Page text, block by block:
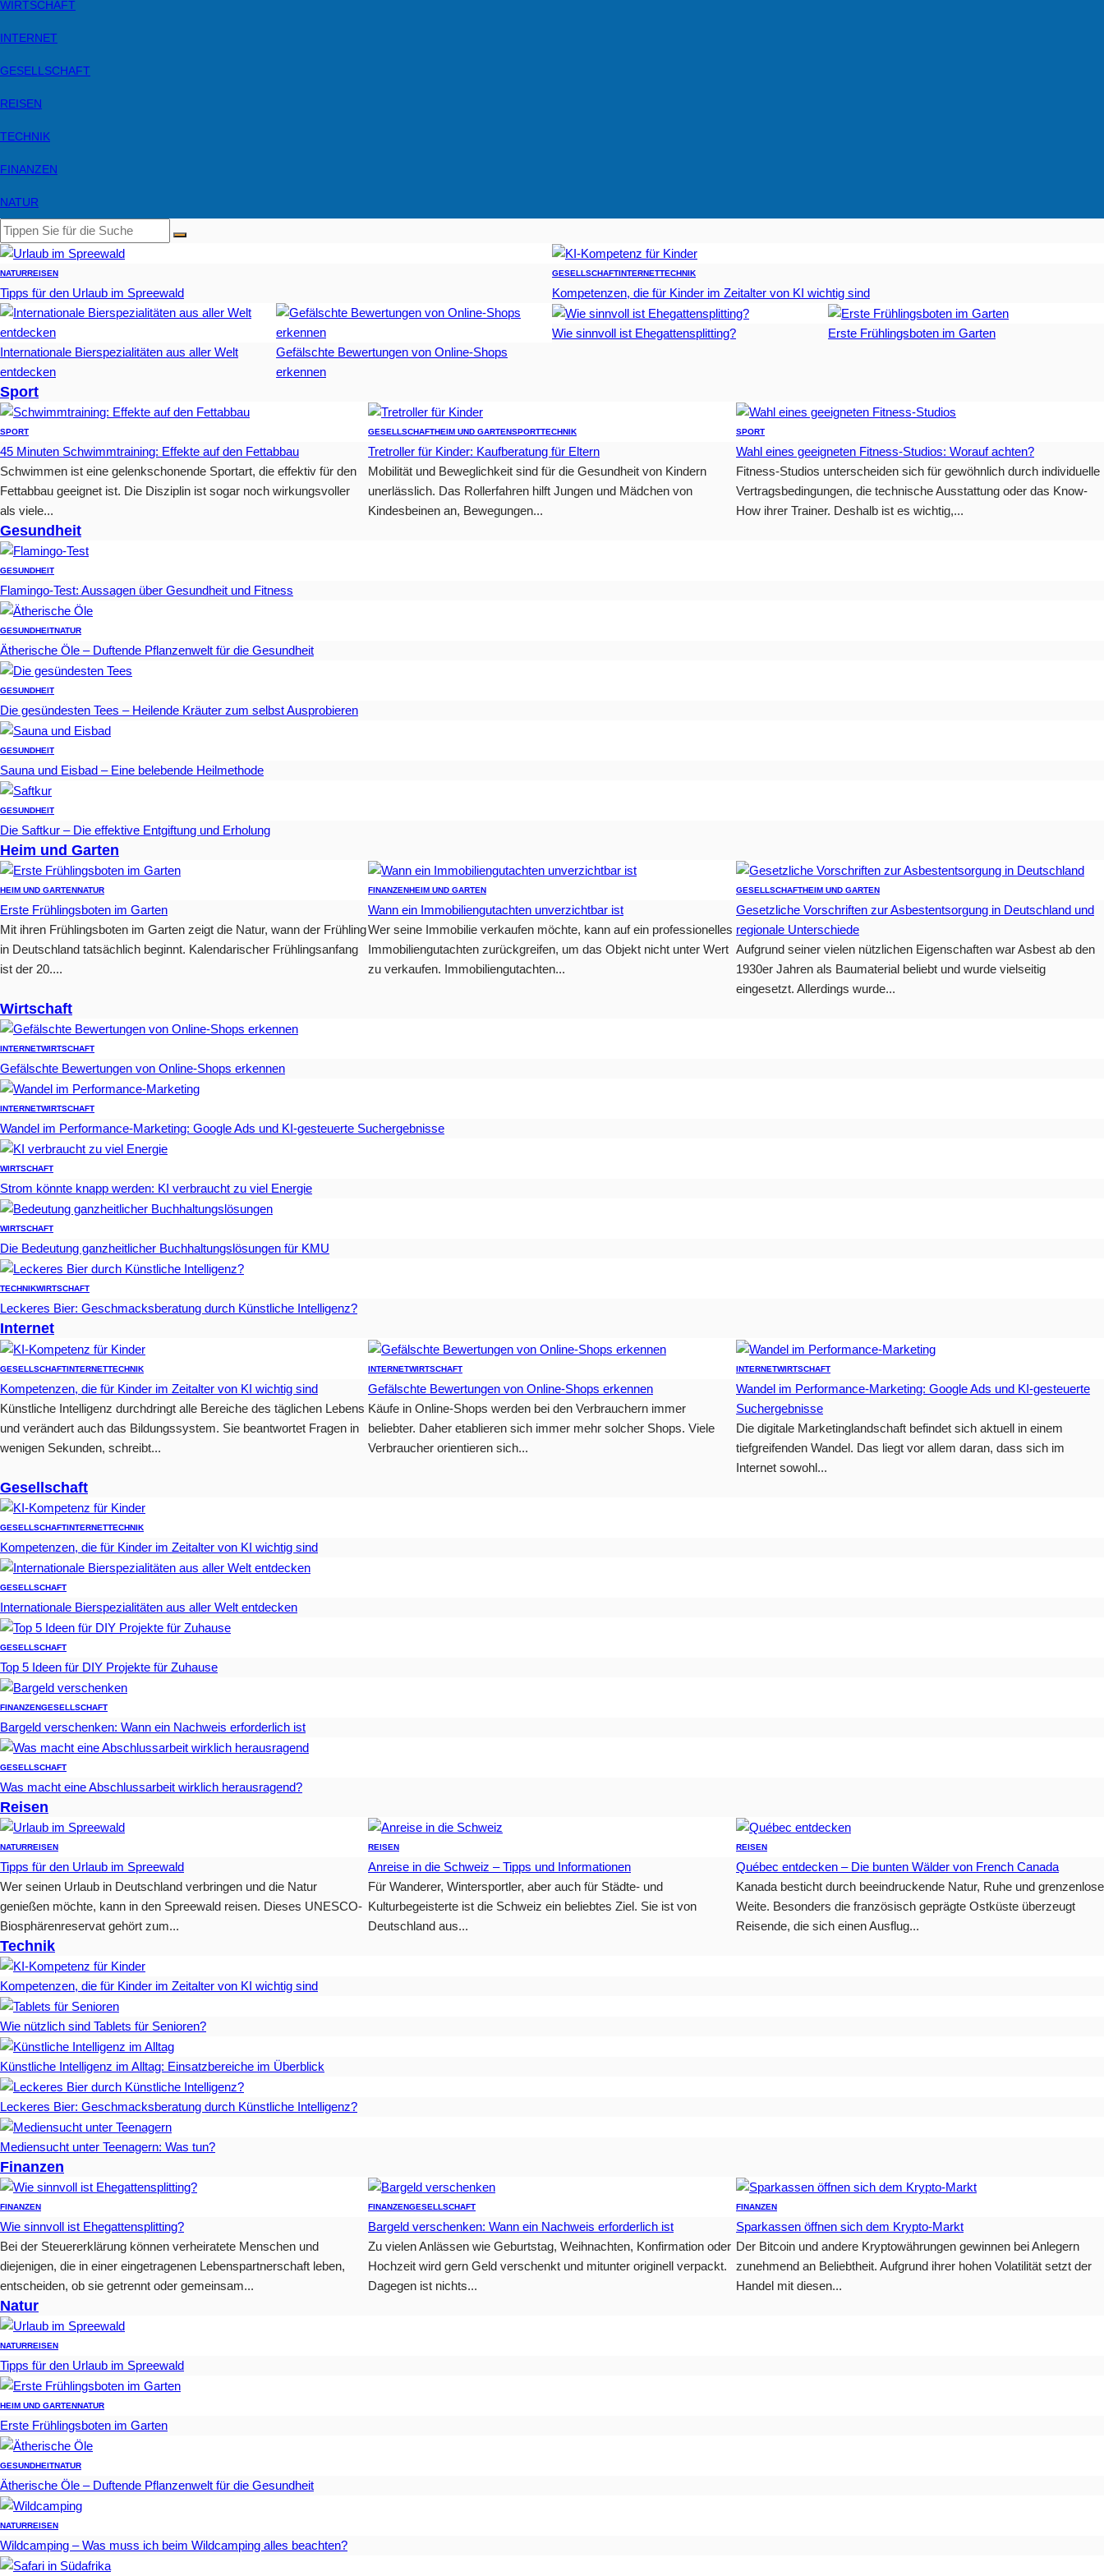
WIRTSCHAFT
INTERNET
GESELLSCHAFT
REISEN
TECHNIK
FINANZEN
NATUR
NATURREISEN
Tipps für den Urlaub im Spreewald
GESELLSCHAFTINTERNETTECHNIK
Kompetenzen, die für Kinder im Zeitalter von KI wichtig sind
Internationale Bierspezialitäten aus aller Welt
entdecken
Gefälschte Bewertungen von Online-Shops
erkennen
Wie sinnvoll ist Ehegattensplitting? Erste Frühlingsboten im Garten
Sport
SPORT
45 Minuten Schwimmtraining: Effekte auf den Fettabbau
Schwimmen ist eine gelenkschonende Sportart, die effektiv für den
Fettabbau geeignet ist. Die Disziplin ist sogar noch wirkungsvoller
als viele...
GESELLSCHAFTHEIM UND GARTENSPORTTECHNIK
Tretroller für Kinder: Kaufberatung für Eltern
Mobilität und Beweglichkeit sind für die Gesundheit von Kindern
unerlässlich. Das Rollerfahren hilft Jungen und Mädchen von
Kindesbeinen an, Bewegungen...
SPORT
Wahl eines geeigneten Fitness-Studios: Worauf achten?
Fitness-Studios unterscheiden sich für gewöhnlich durch individuelle
Vertragsbedingungen, die technische Ausstattung oder das Know-
How ihrer Trainer. Deshalb ist es wichtig,...
Gesundheit
GESUNDHEIT
Flamingo-Test: Aussagen über Gesundheit und Fitness
GESUNDHEITNATUR
Ätherische Öle – Duftende Pflanzenwelt für die Gesundheit
GESUNDHEIT
Die gesündesten Tees – Heilende Kräuter zum selbst Ausprobieren
GESUNDHEIT
Sauna und Eisbad – Eine belebende Heilmethode
GESUNDHEIT
Die Saftkur – Die effektive Entgiftung und Erholung
Heim und Garten
HEIM UND GARTENNATUR
Erste Frühlingsboten im Garten
Mit ihren Frühlingsboten im Garten zeigt die Natur, wann der Frühling
in Deutschland tatsächlich beginnt. Kalendarischer Frühlingsanfang
ist der 20....
FINANZENHEIM UND GARTEN
Wann ein Immobiliengutachten unverzichtbar ist
Wer seine Immobilie verkaufen möchte, kann auf ein professionelles
Immobiliengutachten zurückgreifen, um das Objekt nicht unter Wert
zu verkaufen. Immobiliengutachten...
GESELLSCHAFTHEIM UND GARTEN
Gesetzliche Vorschriften zur Asbestentsorgung in Deutschland und
regionale Unterschiede
Aufgrund seiner vielen nützlichen Eigenschaften war Asbest ab den
1930er Jahren als Baumaterial beliebt und wurde vielseitig
eingesetzt. Allerdings wurde...
Wirtschaft
INTERNETWIRTSCHAFT
Gefälschte Bewertungen von Online-Shops erkennen
INTERNETWIRTSCHAFT
Wandel im Performance-Marketing: Google Ads und KI-gesteuerte Suchergebnisse
WIRTSCHAFT
Strom könnte knapp werden: KI verbraucht zu viel Energie
WIRTSCHAFT
Die Bedeutung ganzheitlicher Buchhaltungslösungen für KMU
TECHNIKWIRTSCHAFT
Leckeres Bier: Geschmacksberatung durch Künstliche Intelligenz?
Internet
GESELLSCHAFTINTERNETTECHNIK
Kompetenzen, die für Kinder im Zeitalter von KI wichtig sind
Künstliche Intelligenz durchdringt alle Bereiche des täglichen Lebens
und verändert auch das Bildungssystem. Sie beantwortet Fragen in
wenigen Sekunden, schreibt...
INTERNETWIRTSCHAFT
Gefälschte Bewertungen von Online-Shops erkennen
Käufe in Online-Shops werden bei den Verbrauchern immer
beliebter. Daher etablieren sich immer mehr solcher Shops. Viele
Verbraucher orientieren sich...
INTERNETWIRTSCHAFT
Wandel im Performance-Marketing: Google Ads und KI-gesteuerte
Suchergebnisse
Die digitale Marketinglandschaft befindet sich aktuell in einem
tiefgreifenden Wandel. Das liegt vor allem daran, dass sich im
Internet sowohl...
Gesellschaft
GESELLSCHAFTINTERNETTECHNIK
Kompetenzen, die für Kinder im Zeitalter von KI wichtig sind
GESELLSCHAFT
Internationale Bierspezialitäten aus aller Welt entdecken
GESELLSCHAFT
Top 5 Ideen für DIY Projekte für Zuhause
FINANZENGESELLSCHAFT
Bargeld verschenken: Wann ein Nachweis erforderlich ist
GESELLSCHAFT
Was macht eine Abschlussarbeit wirklich herausragend?
Reisen
NATURREISEN
Tipps für den Urlaub im Spreewald
Wer seinen Urlaub in Deutschland verbringen und die Natur
genießen möchte, kann in den Spreewald reisen. Dieses UNESCO-
Biosphärenreservat gehört zum...
REISEN
Anreise in die Schweiz – Tipps und Informationen
Für Wanderer, Wintersportler, aber auch für Städte- und
Kulturbegeisterte ist die Schweiz ein beliebtes Ziel. Sie ist von
Deutschland aus...
REISEN
Québec entdecken – Die bunten Wälder von French Canada
Kanada besticht durch beeindruckende Natur, Ruhe und grenzenlose
Weite. Besonders die französisch geprägte Ostküste überzeugt
Reisende, die sich einen Ausflug...
Technik
Kompetenzen, die für Kinder im Zeitalter von KI wichtig sind
Wie nützlich sind Tablets für Senioren?
Künstliche Intelligenz im Alltag: Einsatzbereiche im Überblick
Leckeres Bier: Geschmacksberatung durch Künstliche Intelligenz?
Mediensucht unter Teenagern: Was tun?
Finanzen
FINANZEN
Wie sinnvoll ist Ehegattensplitting?
Bei der Steuererklärung können verheiratete Menschen und
diejenigen, die in einer eingetragenen Lebenspartnerschaft leben,
entscheiden, ob sie getrennt oder gemeinsam...
FINANZENGESELLSCHAFT
Bargeld verschenken: Wann ein Nachweis erforderlich ist
Zu vielen Anlässen wie Geburtstag, Weihnachten, Konfirmation oder
Hochzeit wird gern Geld verschenkt und mitunter originell verpackt.
Dagegen ist nichts...
FINANZEN
Sparkassen öffnen sich dem Krypto-Markt
Der Bitcoin und andere Kryptowährungen gewinnen bei Anlegern
zunehmend an Beliebtheit. Aufgrund ihrer hohen Volatilität setzt der
Handel mit diesen...
Natur
NATURREISEN
Tipps für den Urlaub im Spreewald
HEIM UND GARTENNATUR
Erste Frühlingsboten im Garten
GESUNDHEITNATUR
Ätherische Öle – Duftende Pflanzenwelt für die Gesundheit
NATURREISEN
Wildcamping – Was muss ich beim Wildcamping alles beachten?